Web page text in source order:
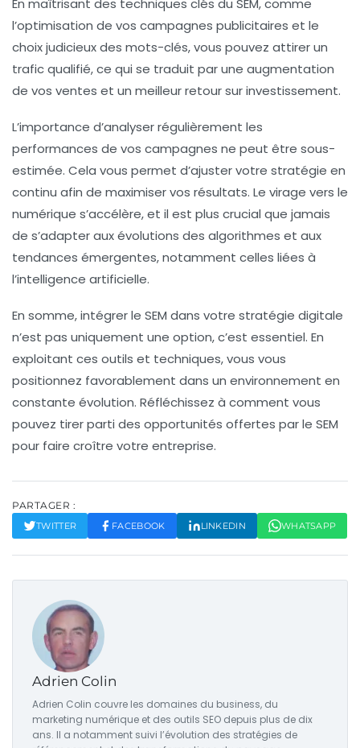
l’optimisation de vos campagnes publicitaires et le
choix judicieux des mots-clés, vous pouvez attirer un
trafic qualifié, ce qui se traduit par une augmentation
de vos ventes et un meilleur retour sur investissement.
L’importance d’analyser régulièrement les
performances de vos campagnes ne peut être sous-
estimée. Cela vous permet d’ajuster votre stratégie en
continu afin de maximiser vos résultats. Le virage vers le
numérique s’accélère, et il est plus crucial que jamais
de s’adapter auxévolutions des algorithmes et aux
tendances émergentes, notamment celles liées à
l’intelligence artificielle.
En somme, intégrer le SEM dans votre stratégie digitale
n’est pas uniquement une option, c’est essentiel. En
exploitant ces outils et techniques, vous vous
positionnez favorablement dans un environnement en
constante évolution. Réfléchissez à comment vous
pouvez tirer parti des opportunités offertes par le SEM
pour faire croître votre entreprise.
PARTAGER :
TWITTER FACEBOOK LINKEDIN WHATSAPP
Adrien Colin
Adrien Colin couvre les domaines du business, du
marketing numérique et des outils SEO depuis plus de dix
ans. Il a notamment suivi l’évolution des stratégies de